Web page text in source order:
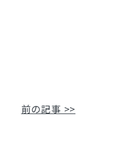
前の記事 >>